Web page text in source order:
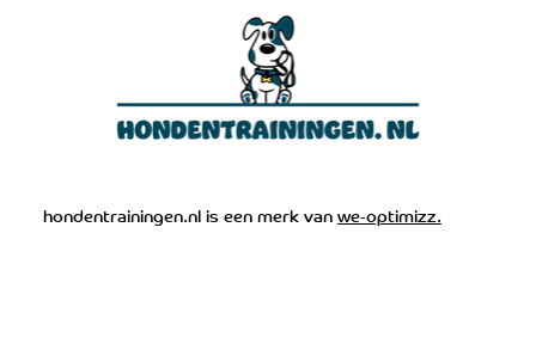
Stafford agressief
hondentrainingen.nl is een merk vanwe-optimizz.